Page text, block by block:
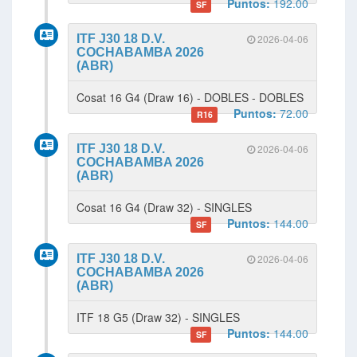
SF Puntos:192.00
2026-04-06
ITF J30 18 D.V.
COCHABAMBA 2026
(ABR)
Cosat 16 G4 (Draw 16) - DOBLES - DOBLES
R16 Puntos:72.00
2026-04-06
ITF J30 18 D.V.
COCHABAMBA 2026
(ABR)
Cosat 16 G4 (Draw 32) - SINGLES
SF Puntos:144.00
2026-04-06
ITF J30 18 D.V.
COCHABAMBA 2026
(ABR)
ITF 18 G5 (Draw 32) - SINGLES
SF Puntos:144.00